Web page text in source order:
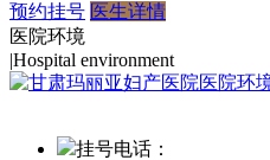
预约挂号 医生详情
医院环境
|Hospital environment
挂号电话：